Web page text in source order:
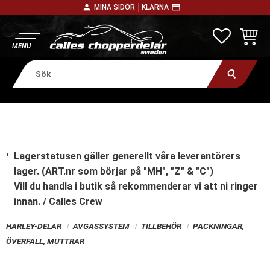
person MINA SIDOR │ KLARNA payment
Lagerstatusen gäller generellt våra leverantörers
lager. (ART.nr som börjar på "MH", "Z" & "C")
Vill du handla i butik så rekommenderar vi att ni ringer
innan. / Calles Crew
HARLEY-DELAR AVGASSYSTEM TILLBEHÖR
PACKNINGAR,
ÖVERFALL, MUTTRAR